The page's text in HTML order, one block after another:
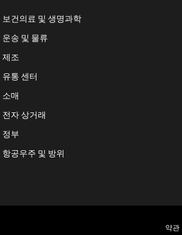
보건의료 및 생명과학
운송 및 물류
제조
유통 센터
소매
전자 상거래
정부
항공우주 및 방위
약관